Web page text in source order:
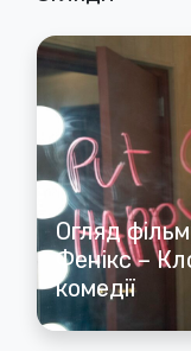
Огляд
Фенікс –
комедії